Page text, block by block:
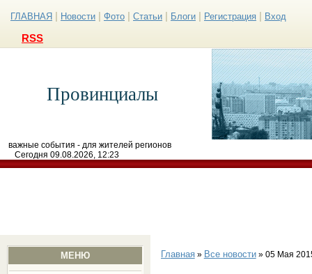
ГЛАВНАЯ Новости Фото Статьи Блоги Регистрация Вход
RSS
Провинциалы
важные события - для жителей регионов
Сегодня 09.08.2026, 12:23
МЕНЮ Главная» Все новости» 05 Мая